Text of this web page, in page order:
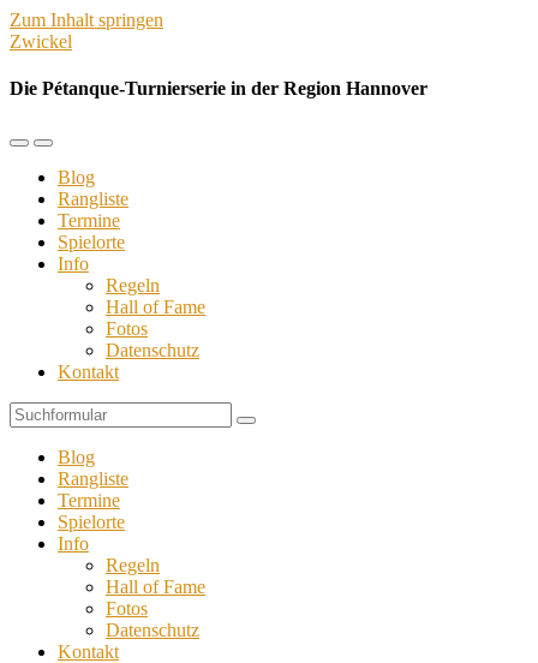
Zum Inhalt springen
Zwickel
Die Pétanque-Turnierserie in der Region Hannover
Mobil-
umschalten
Suchfeld
umschalten
Blog
Rangliste
Termine
Spielorte
Info
Regeln
Hall of Fame
Fotos
Datenschutz
Kontakt
Suchen
Blog
Rangliste
Termine
Spielorte
Info
Regeln
Hall of Fame
Fotos
Datenschutz
Kontakt